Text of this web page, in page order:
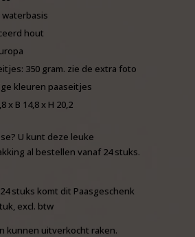
hout
350 gram. zie de extra foto
kleuren paaseitjes
x B 14,8 x H 20,2
U kunt deze leuke
al bestellen vanaf 24 stuks.
stuks komt dit Paasgeschenk
excl. btw
kunnen uitverkocht raken.